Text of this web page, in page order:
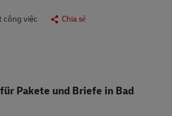
công việc Chia sẻ
Pakete und Briefe in Bad